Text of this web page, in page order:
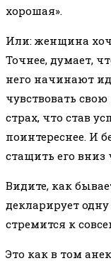
хорошая».
Или: женщина
Точнее, думает,
него начинают
чувствовать
страх, что став
поинтереснее. И
стащить его вниз
Видите, как
декларирует
стремится к
Это как в том